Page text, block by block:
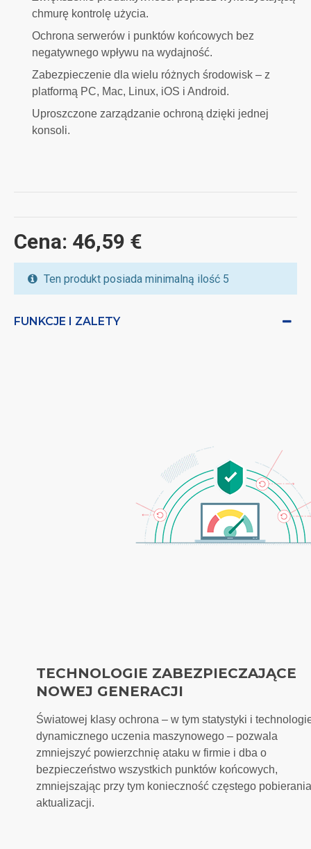
chmurę kontrolę użycia.
Ochrona serwerów i punktów końcowych bez
negatywnego wpływu na wydajność.
Zabezpieczenie dla wielu różnych środowisk – z
platformą PC, Mac, Linux, iOS i Android.
Uproszczone zarządzanie ochroną dzięki jednej
konsoli.
Cena: 46,59 €
Ten produkt posiada minimalną ilość 5
FUNKCJE I ZALETY
TECHNOLOGIE ZABEZPIECZAJĄCE
NOWEJ GENERACJI
Światowej klasy ochrona – w tym statystyki i
dynamicznego uczenia maszynowego – pozwala
zmniejszyć powierzchnię ataku w firmie i dba o
bezpieczeństwo wszystkich punktów końcowych,
zmniejszając przy tym konieczność częstego pobierania
aktualizacji.